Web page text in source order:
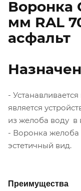
Воронка
мм RAL
асфальт
-
является
из желоба воду в
- Воронка желоба
эстетичный вид.
Преимущества